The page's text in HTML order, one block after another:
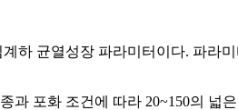
계하 균열성장 파라미터이다. 파라
과 포화 조건에 따라 20~150의 넓